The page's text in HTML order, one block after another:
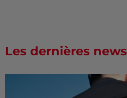
Les dernières news